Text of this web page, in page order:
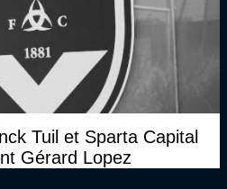
Tuil et Sparta Capital
Gérard Lopez